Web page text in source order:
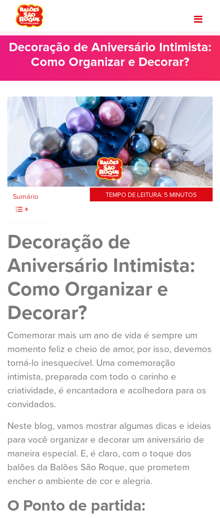
Decoração de Aniversário Intimista:
Como Organizar e Decorar?
TEMPO DE LEITURA: 5 MINUTOS
Sumário
Decoração de
Aniversário Intimista:
Como Organizar e
Decorar?
Comemorar mais um ano de vida é sempre um
momento feliz e cheio de amor, por isso, devemos
torná-lo inesquecível. Uma comemoração
intimista, preparada com todo o carinho e
criatividade, é encantadora e acolhedora para os
convidados.
Neste blog, vamos mostrar algumas dicas e ideias
para você organizar e decorar um aniversário de
maneira especial. E, é claro, com o toque dos
balões da Balões São Roque, que prometem
encher o ambiente de cor e alegria.
O Ponto de partida: